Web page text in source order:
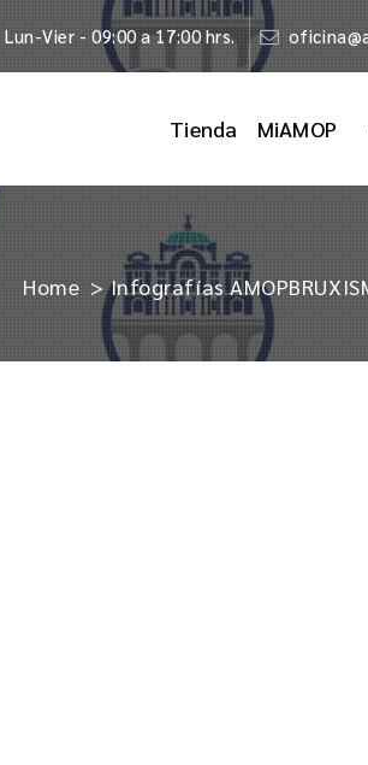
Lun-Vier - 09:00 a 17:00 hrs.
Tienda MiAMOP
Home>Infografías AMOP